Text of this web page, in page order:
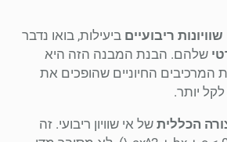
שוויונות ריבועיים ביעילות, בואו נדבר
שלהם. הבנת המבנה הזה היא
המרכיבים החיוניים שהופכים את
לקל יותר.
הכללית של אי שוויון ריבועי. זה